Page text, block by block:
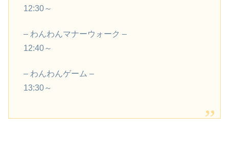
12:30～
– わんわんマナーウォーク –
12:40～
– わんわんゲーム –
13:30～